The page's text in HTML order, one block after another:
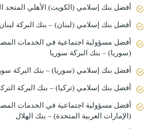
أفضل بنك إسلامي (الكويت) الأهلي المتحد
أفضل بنك إسلامي (لبنان) – بنك البركة لبنان
أفضل مسؤولية اجتماعية في الخدمات
(سوريا) – بنك البركة سوريا
أفضل بنك إسلامي (سوريا) – بنك البركة
أفضل بنك إسلامي (تركيا) – بنك البركة
أفضل مسؤولية اجتماعية في الخدمات
(الإمارات العربية المتحدة) – بنك الهلال